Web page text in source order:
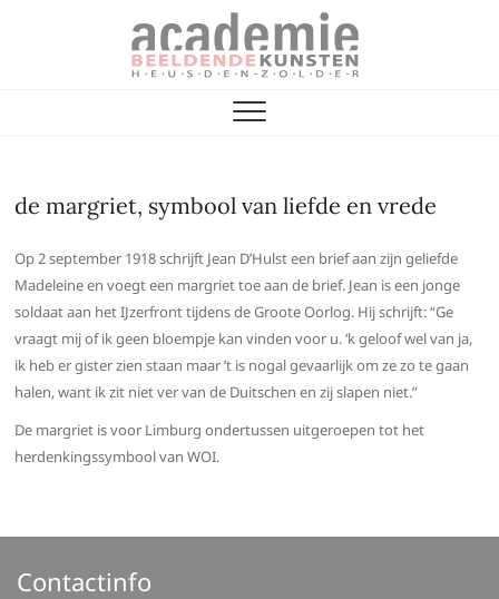
Vrienden van de
de margriet, symbool van liefde en vrede
Op 2 september 1918 schrijft Jean D’Hulst een brief aan zijn geliefde
Madeleine en voegt een margriet toe aan de brief. Jean is een jonge
soldaat aan het IJzerfront tijdens de Groote Oorlog. Hij schrijft: “Ge
vraagt mij of ik geen bloempje kan vinden voor u. ‘k geloof wel van ja,
ik heb er gister zien staan maar ’t is nogal gevaarlijk om ze zo te gaan
halen, want ik zit niet ver van de Duitschen en zij slapen niet.”
De margriet is voor Limburg ondertussen uitgeroepen tot het
herdenkingssymbool van WOI.
Contactinfo